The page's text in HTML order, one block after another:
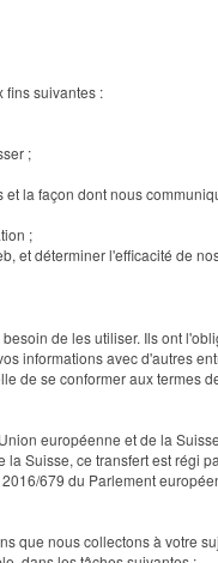
fins suivantes :
;
la façon dont nous
;
et déterminer l'efficacité de
de les utiliser. Ils ont
informations avec d'autres
de se conformer aux termes
européenne et de la
Suisse, ce transfert est régi
679 du Parlement
que nous collectons à votre